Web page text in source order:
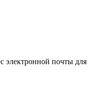
электронной почты для